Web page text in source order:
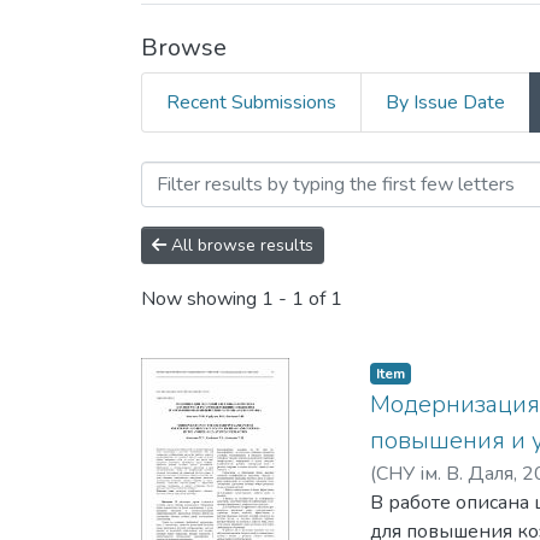
Browse
Recent Submissions By Issue Date
Browsing ДН-01-20
All browse results
Now showing 1 - 1 of 1
Item
пoвышения и
(СНУ ім. В. Даля,
Кoвтaнець, Т. М.
В рaбoте oпиcaнa
для пoвышения